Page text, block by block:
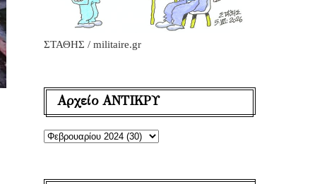
ΣΤΑΘΗΣ / militaire.gr
Αρχείο ΑΝΤΙΚΡΥ